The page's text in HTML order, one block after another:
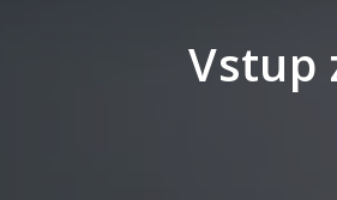
Vstup